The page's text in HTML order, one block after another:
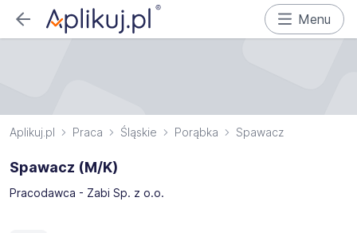
Menu
Aplikuj.pl Praca Śląskie Porąbka Spawacz
Spawacz (M/K)
Pracodawca - Zabi Sp. z o.o.